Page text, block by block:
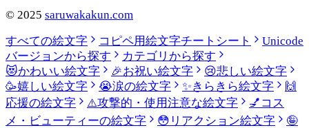
© 2025 saruwakakun.com
すべての絵文字
コピペ用絵文字チートシート
Unicode
バージョンから探す
カテゴリから探す
😻かわいい絵文字 🎉お祝い絵文字 😢悲しい絵文字
🥳嬉しい絵文字 😭涙の絵文字 ✨きらきら絵文字
🙌
応援の絵文字
⚠️攻撃的・使用注意な絵文字 💅 コス
メ・ビューティーの絵文字
😳 リアクション絵文字
🤪